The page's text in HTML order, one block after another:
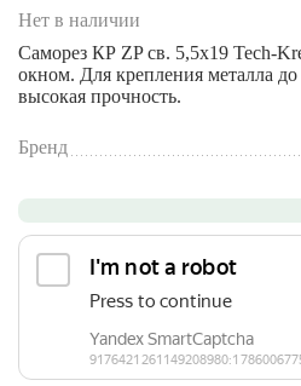
Нет в наличии
Саморез КР ZP св. 5,5х19 Tech-
окном. Для крепления металла
высокая прочность.
Бренд